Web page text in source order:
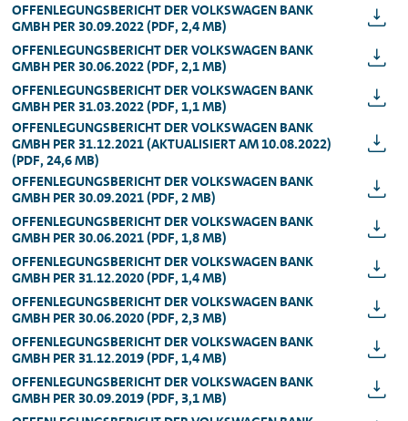
OFFENLEGUNGSBERICHT DER VOLKSWAGEN BANK
GMBH PER 30.09.2022 (PDF, 2,4 MB)
OFFENLEGUNGSBERICHT DER VOLKSWAGEN BANK
GMBH PER 30.06.2022 (PDF, 2,1 MB)
OFFENLEGUNGSBERICHT DER VOLKSWAGEN BANK
GMBH PER 31.03.2022 (PDF, 1,1 MB)
OFFENLEGUNGSBERICHT DER VOLKSWAGEN BANK
GMBH PER 31.12.2021 (AKTUALISIERT AM 10.08.2022)
(PDF, 24,6 MB)
OFFENLEGUNGSBERICHT DER VOLKSWAGEN BANK
GMBH PER 30.09.2021 (PDF, 2 MB)
OFFENLEGUNGSBERICHT DER VOLKSWAGEN BANK
GMBH PER 30.06.2021 (PDF, 1,8 MB)
OFFENLEGUNGSBERICHT DER VOLKSWAGEN BANK
GMBH PER 31.12.2020 (PDF, 1,4 MB)
OFFENLEGUNGSBERICHT DER VOLKSWAGEN BANK
GMBH PER 30.06.2020 (PDF, 2,3 MB)
OFFENLEGUNGSBERICHT DER VOLKSWAGEN BANK
GMBH PER 31.12.2019 (PDF, 1,4 MB)
OFFENLEGUNGSBERICHT DER VOLKSWAGEN BANK
GMBH PER 30.09.2019 (PDF, 3,1 MB)